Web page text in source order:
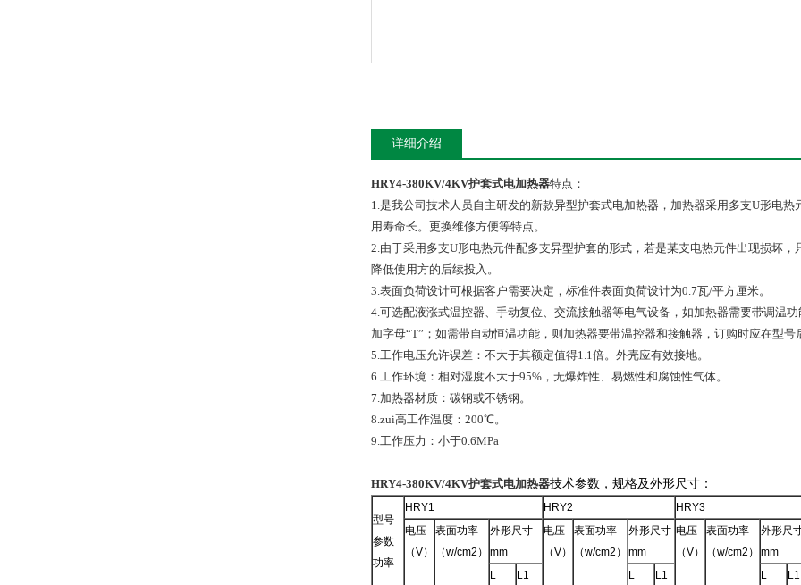
详细介绍
HRY4-380KV/4KV护套式电加热器特点：
1.是我公司技术人员自主研发的新款异型护套式电加热器，加热器采用多支U形电
用寿命长。更换维修方便等特点。
2.由于采用多支U形电热元件配多支异型护套的形式，若是某支电热元件出现损坏
降低使用方的后续投入。
3.表面负荷设计可根据客户需要决定，标准件表面负荷设计为0.7瓦/平方厘米。
4.可选配液涨式温控器、手动复位、交流接触器等电气设备，如加热器需要带调温
加字母“T”；如需带自动恒温功能，则加热器要带温控器和接触器，订购时应在型号
5.工作电压允许误差：不大于其额定值得1.1倍。外壳应有效接地。
6.工作环境：相对湿度不大于95%，无爆炸性、易燃性和腐蚀性气体。
7.加热器材质：碳钢或不锈钢。
8.zui高工作温度：200℃。
9.工作压力：小于0.6MPa
HRY4-380KV/4KV护套式电加热器技术参数，规格及外形尺寸：
型号
参数
功率
HRY1 HRY2
HRY3
电压
（V）
表面功率
（w/cm2）
外形尺寸
mm
电压
（V）
表面功率
（w/cm2）
外形尺寸
mm
电压
（V）
表面功率
（w/cm2）
外形尺
mm
L
L1 L L1 L
L1